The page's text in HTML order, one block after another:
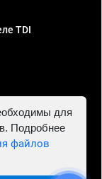
TDI
для
Подробнее
файлов